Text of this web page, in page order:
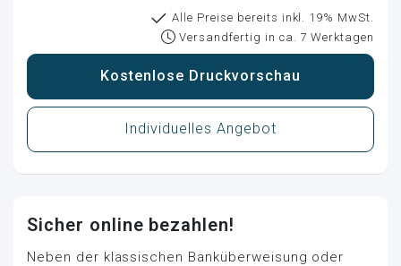
Alle Preise bereits inkl. 19% MwSt.
Versandfertig in ca. 7 Werktagen
Kostenlose Druckvorschau
Individuelles Angebot
Sicher online bezahlen!
Neben der klassischen Banküberweisung oder